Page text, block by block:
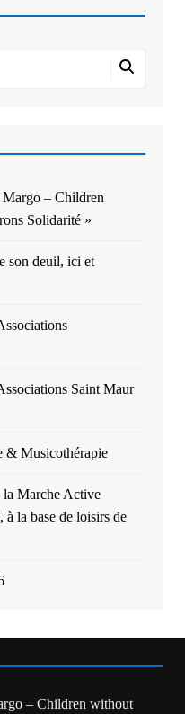
Margo – Children
Solidarité »
son deuil, ici et
Saint Maur
& Musicothérapie
la Marche Active
la base de loisirs de
– Children without